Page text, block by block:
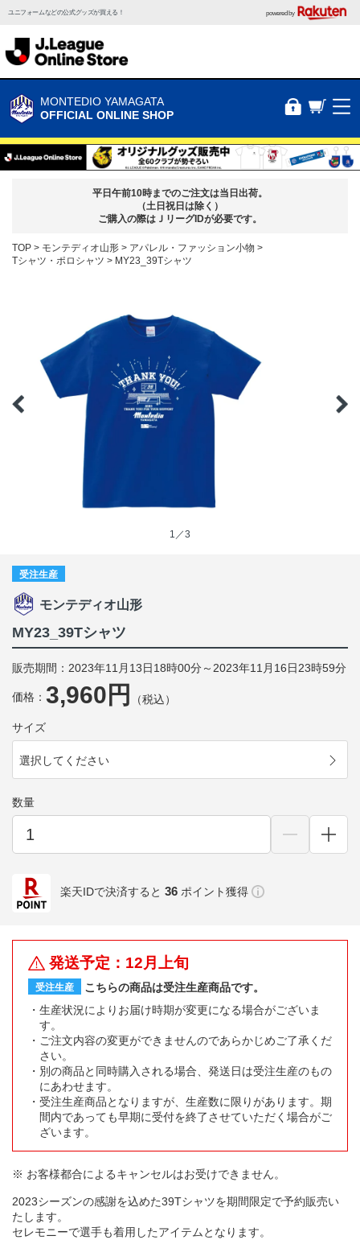
ユニフォームなどの公式グッズが買える！ powered by
MONTEDIO YAMAGATA
OFFICIAL ONLINE SHOP
平日午前10時までのご注文は当日出荷。
（土日祝日は除く）
ご購入の際はＪリーグIDが必要です。
TOP モンテディオ山形
アパレル・ファッション小物
Tシャツ・ポロシャツ
MY23_39Tシャツ
1／3
受注生産
モンテディオ山形
MY23_39Tシャツ
販売期間：2023年11月13日18時00分～2023年11月16日23時59分
価格： 3,960円 （税込）
サイズ
選択してください
数量
楽天IDで決済すると 36 ポイント獲得
発送予定：12月上旬
受注生産
こちらの商品は受注生産商品です。
生産状況によりお届け時期が変更になる場合がございま
す。
ご注文内容の変更ができませんのであらかじめご了承くだ
さい。
別の商品と同時購入される場合、発送日は受注生産のもの
にあわせます。
受注生産商品となりますが、生産数に限りがあります。期
間内であっても早期に受付を終了させていただく場合がご
ざいます。
※ お客様都合によるキャンセルはお受けできません。
2023シーズンの感謝を込めた39Tシャツを期間限定で予約販売い
たします。
セレモニーで選手も着用したアイテムとなります。